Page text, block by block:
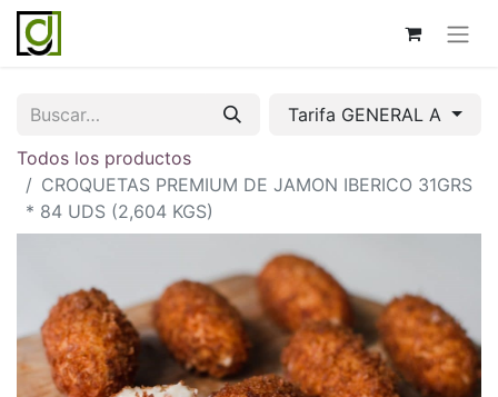
Tarifa GENERAL A
Todos los productos
CROQUETAS PREMIUM DE JAMON IBERICO 31GRS
* 84 UDS (2,604 KGS)